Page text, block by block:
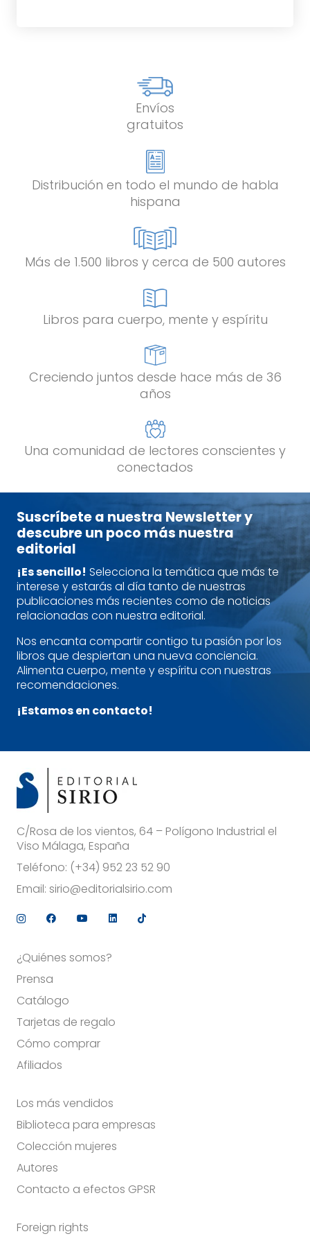
Envíos
gratuitos
Distribución en todo el mundo de habla
hispana
Más de 1.500 libros y cerca de 500 autores
Libros para cuerpo, mente y espíritu
Creciendo juntos desde hace más de 36
años
Una comunidad de lectores conscientes y
conectados
Suscríbete a nuestra Newsletter y
descubre un poco más nuestra
editorial
¡Es sencillo! Selecciona la temática que más te
interese y estarás al día tanto de nuestras
publicaciones más recientes como de noticias
relacionadas con nuestra editorial.
Nos encanta compartir contigo tu pasión por los
libros que despiertan una nueva conciencia.
Alimenta cuerpo, mente y espíritu con nuestras
recomendaciones.
¡Estamos en contacto!
C/Rosa de los vientos, 64 – Polígono Industrial el
Viso Málaga, España
Teléfono: (+34) 952 23 52 90
Email: sirio@editorialsirio.com
¿Quiénes somos?
Prensa
Catálogo
Tarjetas de regalo
Cómo comprar
Afiliados
Los más vendidos
Biblioteca para empresas
Colección mujeres
Autores
Contacto a efectos GPSR
Foreign rights